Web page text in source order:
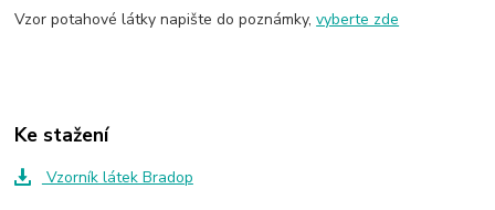
Vzor potahové látky napište do poznámky,vyberte zde
Ke stažení
Vzorník látek Bradop